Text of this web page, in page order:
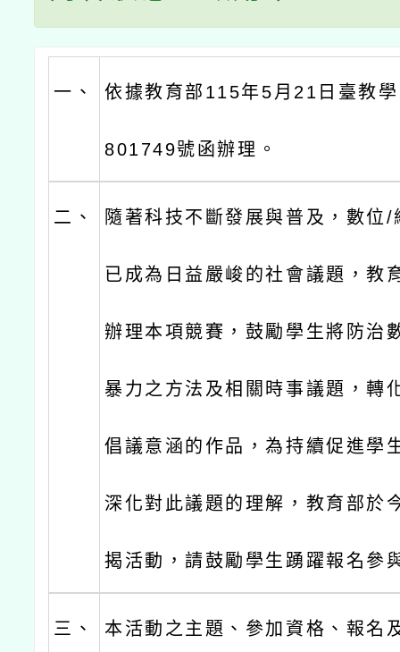
一、 依據教育部115年5月21日臺教
801749號函辦理。
二、 隨著科技不斷發展與普及，數位
已成為日益嚴峻的社會議題，教
辦理本項競賽，鼓勵學生將防治
暴力之方法及相關時事議題，轉
倡議意涵的作品，為持續促進學
深化對此議題的理解，教育部於
揭活動，請鼓勵學生踴躍報名參
三、 本活動之主題、參加資格、報名